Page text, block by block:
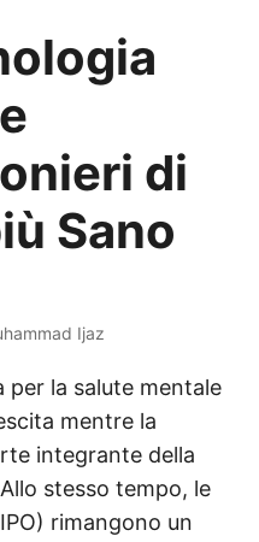
di
Sano
Ijaz
per la salute mentale
mentre la
integrante della
stesso tempo, le
rimangono un